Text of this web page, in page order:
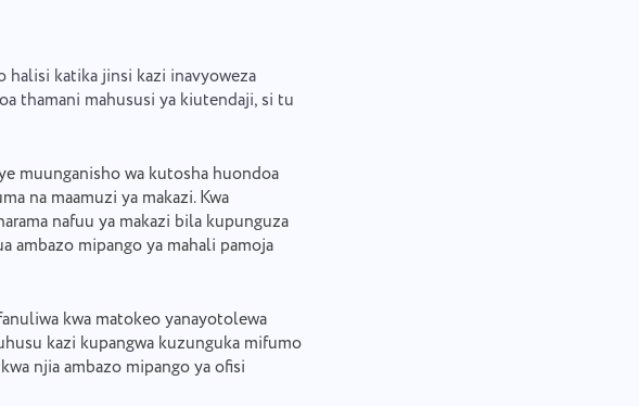
katika jinsi kazi inavyoweza
thamani mahususi ya kiutendaji, si tu
muunganisho wa kutosha huondoa
na maamuzi ya makazi. Kwa
nafuu ya makazi bila kupunguza
ambazo mipango ya mahali pamoja
kwa matokeo yanayotolewa
kazi kupangwa kuzunguka mifumo
njia ambazo mipango ya ofisi